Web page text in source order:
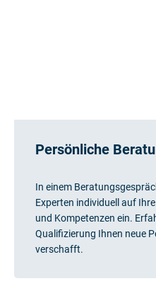
Persönliche
In einem
Experten individuell auf
und Kompetenzen ein.
Qualifizierung Ihnen neue
verschafft.